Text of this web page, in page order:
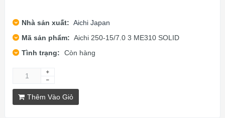
Nhà sản xuất: Aichi Japan
Mã sản phẩm: Aichi 250-15/7.0 3 ME310 SOLID
Tình trạng:
Còn hàng
Thêm Vào Giỏ